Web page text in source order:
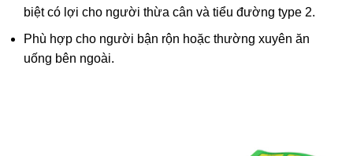
biệt có lợi cho người thừa cân và tiểu đường type 2.
Phù hợp cho người bận rộn hoặc thường xuyên ăn
uống bên ngoài.